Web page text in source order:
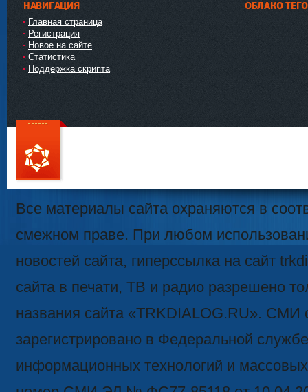
НАВИГАЦИЯ
Главная страница
Регистрация
Новое на сайте
Статистика
Поддержка скрипта
ОБЛАКО
111
Все материалы сайта охраняются в
смежном праве. При любом
новостей сайта, гиперссылка на сайт
сайта в печати, ТВ и радио разрешено
названия сайта «TRKDIALOG.RU». СМИ
зарегистрировано в Федеральной
информационных технологий и